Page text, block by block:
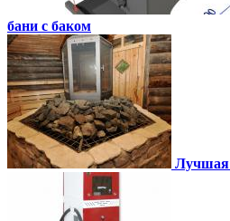
бани с баком
Лучшая